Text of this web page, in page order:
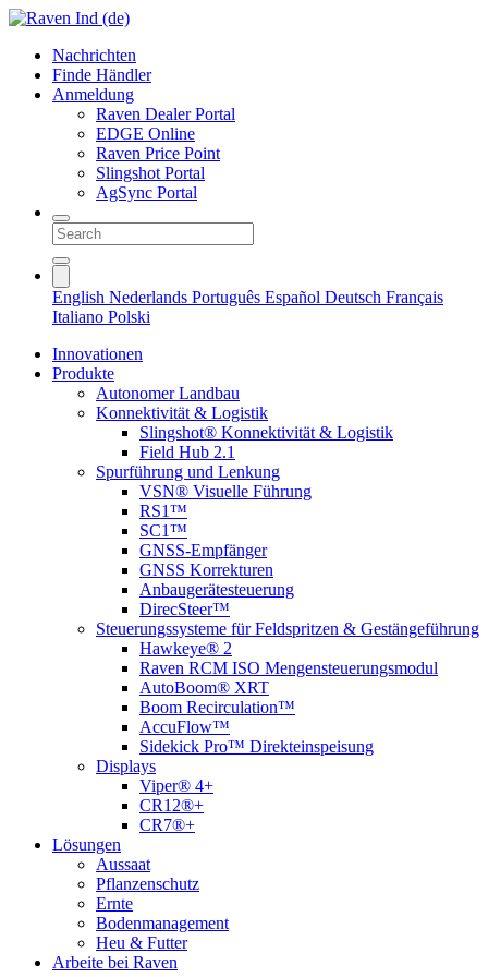
Nachrichten
Finde Händler
Anmeldung
Raven Dealer Portal
EDGE Online
Raven Price Point
Slingshot Portal
AgSync Portal
English Nederlands Português Español Deutsch Français
Italiano Polski
Innovationen
Produkte
Autonomer Landbau
Konnektivität & Logistik
Slingshot® Konnektivität & Logistik
Field Hub 2.1
Spurführung und Lenkung
VSN® Visuelle Führung
RS1™
SC1™
GNSS-Empfänger
GNSS Korrekturen
Anbaugerätesteuerung
DirecSteer™
Steuerungssysteme für Feldspritzen & Gestängeführung
Hawkeye® 2
Raven RCM ISO Mengensteuerungsmodul
AutoBoom® XRT
Boom Recirculation™
AccuFlow™
Sidekick Pro™ Direkteinspeisung
Displays
Viper® 4+
CR12®+
CR7®+
Lösungen
Aussaat
Pflanzenschutz
Ernte
Bodenmanagement
Heu & Futter
Arbeite bei Raven